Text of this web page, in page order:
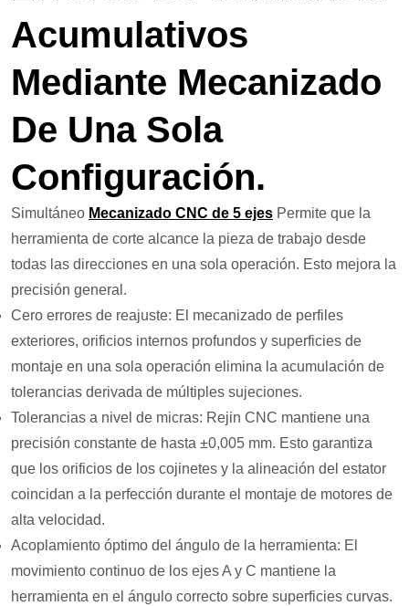
Acumulativos
Mediante Mecanizado
De Una Sola
Configuración.
Simultáneo Mecanizado CNC de 5 ejes Permite que la
herramienta de corte alcance la pieza de trabajo desde
todas las direcciones en una sola operación. Esto mejora la
precisión general.
Cero errores de reajuste: El mecanizado de perfiles
exteriores, orificios internos profundos y superficies de
montaje en una sola operación elimina la acumulación de
tolerancias derivada de múltiples sujeciones.
Tolerancias a nivel de micras: Rejin CNC mantiene una
precisión constante de hasta ±0,005 mm. Esto garantiza
que los orificios de los cojinetes y la alineación del estator
coincidan a la perfección durante el montaje de motores de
alta velocidad.
Acoplamiento óptimo del ángulo de la herramienta: El
movimiento continuo de los ejes A y C mantiene la
herramienta en el ángulo correcto sobre superficies curvas.